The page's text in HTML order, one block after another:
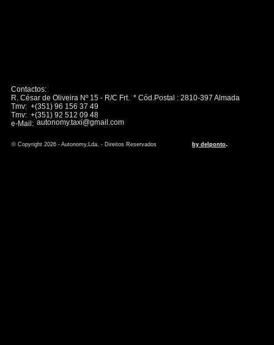
Contactos:
R. César de Oliveira Nº 15 - R/C Frt. * Cód.Postal : 2810-397 Almada
Tmv: +(351) 96 156 37 49
Tmv: +(351) 92 512 09 48
e-Mail:
© Copyright 2026 - Autonomy,Lda. - Direitos Reservados by delponto.
autonomy.taxi@gmail.com